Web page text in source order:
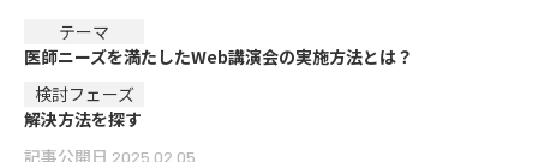
テーマ
医師ニーズを満たしたWeb講演会の実施方法とは？
検討フェーズ
解決方法を探す
記事公開日 2025.02.05